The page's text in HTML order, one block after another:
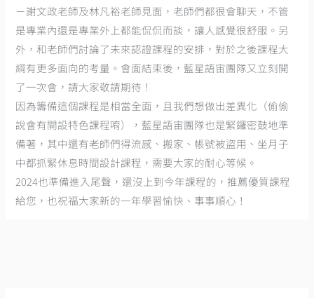
－謝文政老師及林凡裕老師見面，老師們都很會聊天，不管
是專業內還是專業外上都能侃侃而談，讓人感覺很舒服。另
外，和老師們討論了未來認證課程的安排，對於之後課程大
綱有更多面向的考量。會面結束後，藍星語宙團隊又立刻開
了一次會，請大家敬請期待！
因為籌備這個課程是相當全面，且我們想做出差異化（偷偷
說會有開設特色課程唷），藍星語宙團隊也是緊鑼密鼓地準
備著，其中還有老師們得流感、搬家、帳號被盜用、坐月子
中都抓緊休息時間設計課程，需要大家的耐心等候。
2024也準備進入尾聲，還沒上到今年課程的，推薦優質課程
給您，也祝福大家新的一年學習愉快、事事順心！